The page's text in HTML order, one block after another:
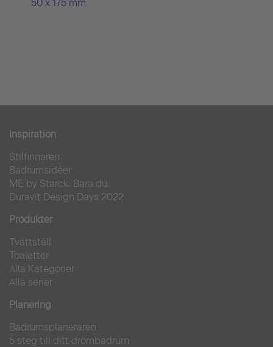
50 x 175 mm
Inspiration
Stilfinnaren
Badrumsidéer
ME by Starck. Bara du.
Duravit Design Days 2022
Produkter
Tvättställ
Toaletter
Alla Kategorier
Alla serier
Planering
Badrumsplaneraren
5 steg till ditt drömbadrum